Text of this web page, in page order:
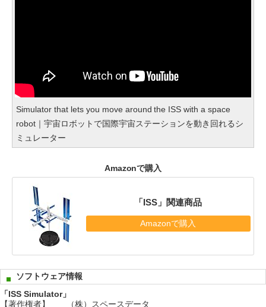
Simulator that lets you move around the ISS with a space
robot｜宇宙ロボットで国際宇宙ステーションを動き回れるシ
ミュレーター
Amazonで購入
「ISS」関連商品
Amazonで購入
ソフトウェア情報
「ISS Simulator」
【著作権者】
（株）スペースデータ